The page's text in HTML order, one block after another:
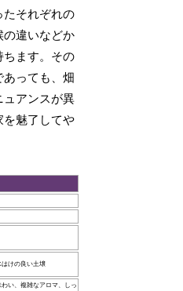
たそれぞれの
の違いなどか
ちます。その
っても、畑
ュアンスが異
を魅了してや
はけの良い土壌
い、複雑なアロマ、しっ